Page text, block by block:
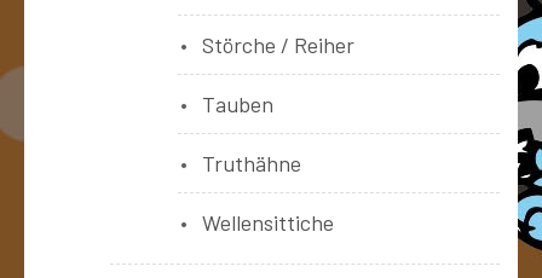
Störche / Reiher
Tauben
Truthähne
Wellensittiche